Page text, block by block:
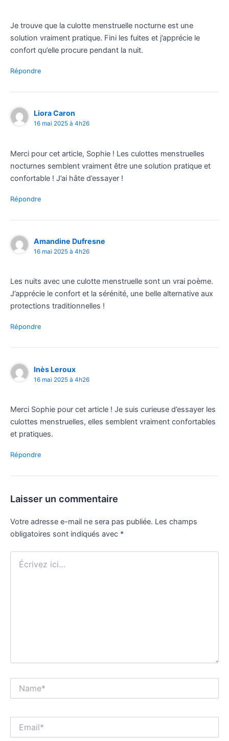
Je trouve que la culotte menstruelle nocturne est une
solution vraiment pratique. Fini les fuites et j’apprécie le
confort qu’elle procure pendant la nuit.
Répondre
Liora Caron
16 mai 2025 à 4h26
Merci pour cet article, Sophie ! Les culottes menstruelles
nocturnes semblent vraiment être une solution pratique et
confortable ! J’ai hâte d’essayer !
Répondre
Amandine Dufresne
16 mai 2025 à 4h26
Les nuits avec une culotte menstruelle sont un vrai poème.
J’apprécie le confort et la sérénité, une belle alternative aux
protections traditionnelles !
Répondre
Inès Leroux
16 mai 2025 à 4h26
Merci Sophie pour cet article ! Je suis curieuse d’essayer les
culottes menstruelles, elles semblent vraiment confortables
et pratiques.
Répondre
Laisser un commentaire
Votre adresse e-mail ne sera pas publiée. Les champs
obligatoires sont indiqués avec *
Écrivez
ici…